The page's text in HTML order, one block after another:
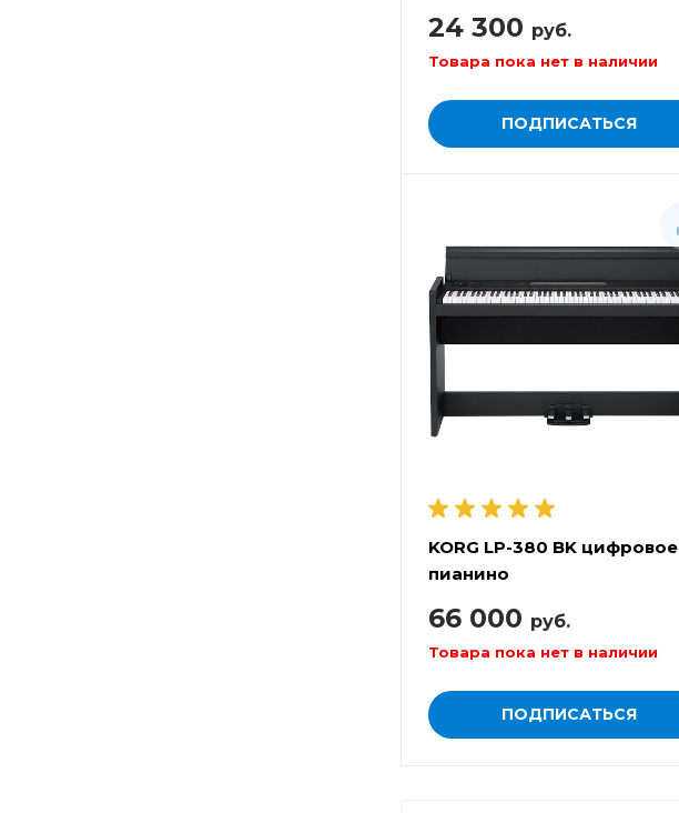
24 300 руб.
Товара пока нет в наличии
ПОДПИСАТЬСЯ
KORG LP-380 BK цифровое
пианино
66 000 руб.
Товара пока нет в наличии
ПОДПИСАТЬСЯ